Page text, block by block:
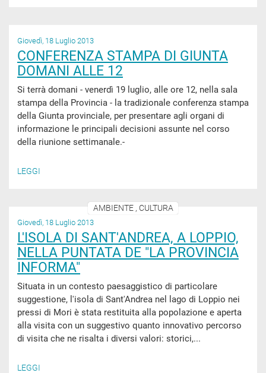
Giovedì, 18 Luglio 2013
CONFERENZA STAMPA DI GIUNTA
DOMANI ALLE 12
Si terrà domani - venerdì 19 luglio, alle ore 12, nella sala
stampa della Provincia - la tradizionale conferenza stampa
della Giunta provinciale, per presentare agli organi di
informazione le principali decisioni assunte nel corso
della riunione settimanale.-
LEGGI
AMBIENTE , CULTURA
Giovedì, 18 Luglio 2013
L'ISOLA DI SANT'ANDREA, A LOPPIO,
NELLA PUNTATA DE "LA PROVINCIA
INFORMA"
Situata in un contesto paesaggistico di particolare
suggestione, l'isola di Sant'Andrea nel lago di Loppio nei
pressi di Mori è stata restituita alla popolazione e aperta
alla visita con un suggestivo quanto innovativo percorso
di visita che ne risalta i diversi valori: storici,...
LEGGI